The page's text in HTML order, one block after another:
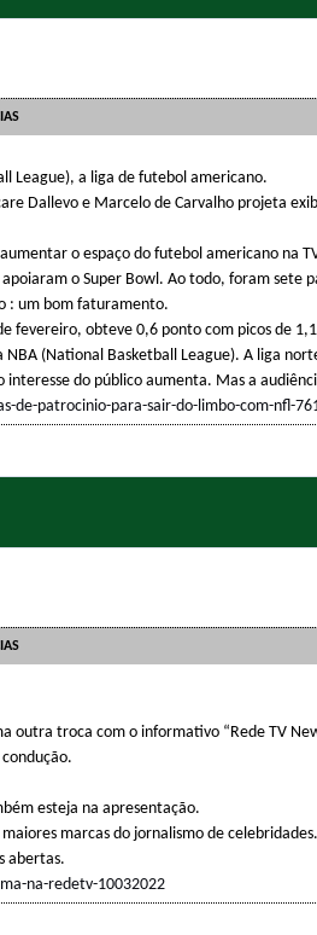
League), a liga de futebol americano.
Dallevo e Marcelo de Carvalho projeta
o espaço do futebol americano na
o Super Bowl. Ao todo, foram sete
: um bom faturamento.
fevereiro, obteve 0,6 ponto com picos de
(National Basketball League). A liga
do público aumenta. Mas a
de-patrocinio-para-sair-do-limbo-com-nfl-
outra troca com o informativo “Rede TV
esteja na apresentação.
marcas do jornalismo de celebridades.
abertas.
na-redetv-10032022